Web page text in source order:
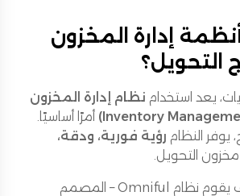
إدارة المخزون
يعد استخدام نظام إدارة المخزون
أمرًا أساسيًا.
يوفر النظام رؤية فورية، ودقة،
التحويل.
دعونا نستعرض كيف يقوم نظام Omniful – المصمم